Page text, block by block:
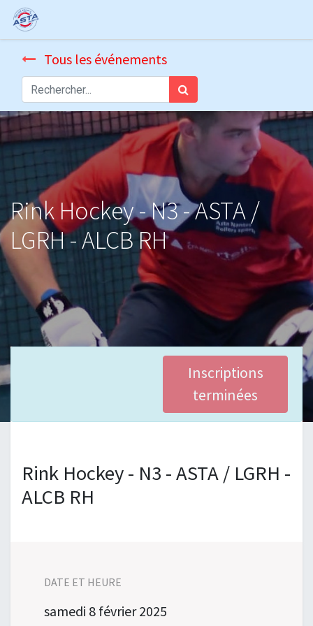
Tous les événements
Rink Hockey - N3 - ASTA /
LGRH - ALCB RH
Inscriptions
terminées
Rink Hockey - N3 - ASTA / LGRH -
ALCB RH
DATE ET HEURE
samedi 8 février 2025